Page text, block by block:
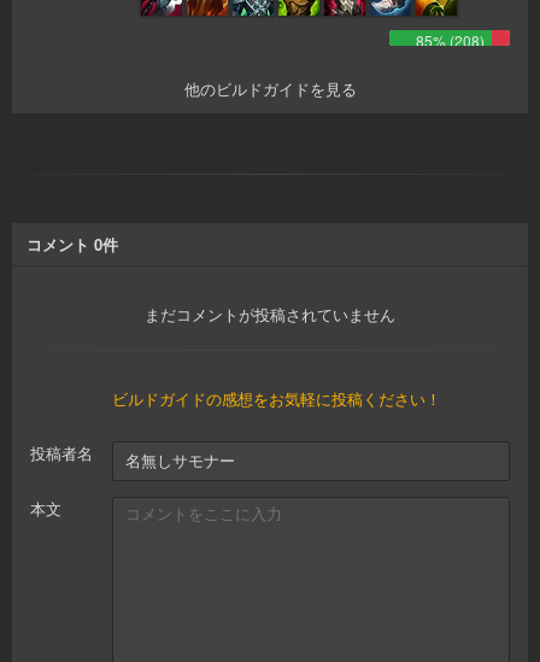
85% (208)
他のビルドガイドを見る
コメント 0件
まだコメントが投稿されていません
ビルドガイドの感想をお気軽に投稿ください！
投稿者名
本文